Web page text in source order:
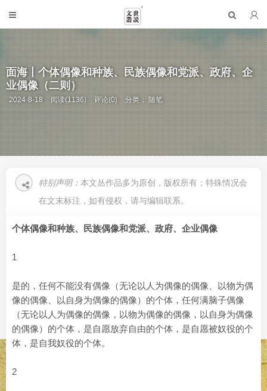
面海丨个体偶像和种族、民族偶像和党派、政府、企
业偶像（二则）
2024-8-18 阅读(1136) 评论(0) 分类：随笔
特别声明： 本文丛作品多为原创，版权所有；特殊情况会
在文末标注，如有侵权，请与编辑联系。
个体偶像和种族、民族偶像和党派、政府、企业偶像
1
是的，任何不能没有偶像（无论以人为偶像的偶像、以物为偶
像的偶像、以自身为偶像的偶像）的个体，任何满脑子偶像
（无论以人为偶像的偶像，以物为偶像的偶像，以自身为偶像
的偶像）的个体，是自愿放弃自由的个体，是自愿被奴役的个
体，是自我奴役的个体。
2